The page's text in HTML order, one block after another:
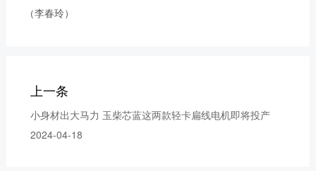
（李春玲）
上一条
小身材出大马力 玉柴芯蓝这两款轻卡扁线电机即将投产
2024-04-18